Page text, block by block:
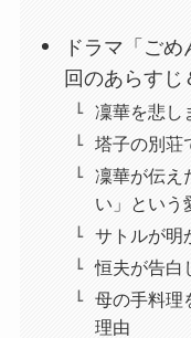
ドラマ「ご
回のあらすじ
凜華を悲し
塔子の別荘
凜華が伝え
い」という
サトルが明
恒夫が告白
母の手料理
理由